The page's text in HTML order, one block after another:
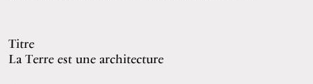
Titre
La Terre est une architecture